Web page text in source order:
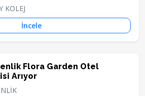
KOLEJ
İncele
Flora Garden Otel
Arıyor